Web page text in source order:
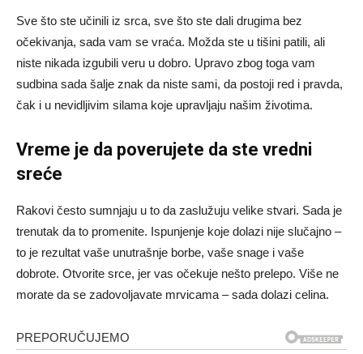
Sve što ste učinili iz srca, sve što ste dali drugima bez
očekivanja, sada vam se vraća. Možda ste u tišini patili, ali
niste nikada izgubili veru u dobro. Upravo zbog toga vam
sudbina sada šalje znak da niste sami, da postoji red i pravda,
čak i u nevidljivim silama koje upravljaju našim životima.
Vreme je da poverujete da ste vredni
sreće
Rakovi često sumnjaju u to da zaslužuju velike stvari. Sada je
trenutak da to promenite. Ispunjenje koje dolazi nije slučajno –
to je rezultat vaše unutrašnje borbe, vaše snage i vaše
dobrote. Otvorite srce, jer vas očekuje nešto prelepo. Više ne
morate da se zadovoljavate mrvicama – sada dolazi celina.